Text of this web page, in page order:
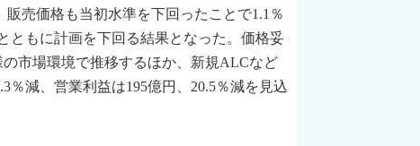
売価格も当初水準を下回ったことで1.1％
ともに計画を下回る結果となった。価格妥
市場環境で推移するほか、新規ALCなど
％減、営業利益は195億円、20.5％減を見込